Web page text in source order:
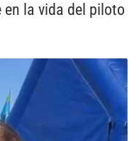
en la vida del piloto